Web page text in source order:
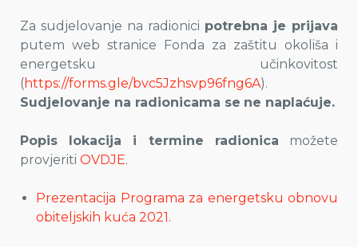
Za sudjelovanje na radionici potrebna je prijava
putem web stranice Fonda za zaštitu okoliša i
energetsku učinkovitost
( https://forms.gle/bvc5Jzhsvp96fng6A).
Sudjelovanje na radionicama se ne naplaćuje.
Popis lokacija i termine radionica možete
provjeriti OVDJE. ​
Prezentacija Programa za energetsku obnovu
obiteljskih kuća 2021.